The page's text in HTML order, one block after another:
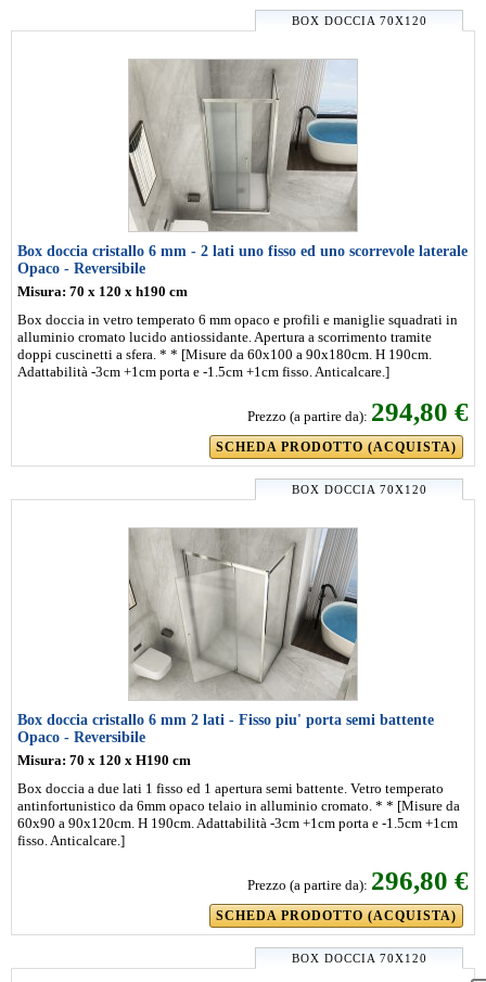
BOX DOCCIA 70X120
Box doccia cristallo 6 mm - 2 lati uno fisso ed uno scorrevole laterale
Opaco - Reversibile
Misura: 70 x 120 x h190 cm
Box doccia in vetro temperato 6 mm opaco e profili e maniglie squadrati in
alluminio cromato lucido antiossidante. Apertura a scorrimento tramite
doppi cuscinetti a sfera. * * [Misure da 60x100 a 90x180cm. H 190cm.
Adattabilità -3cm +1cm porta e -1.5cm +1cm fisso. Anticalcare.]
Prezzo (a partire da): 294,80 €
SCHEDA PRODOTTO (ACQUISTA)
BOX DOCCIA 70X120
Box doccia cristallo 6 mm 2 lati - Fisso piu' porta semi battente
Opaco - Reversibile
Misura: 70 x 120 x H190 cm
Box doccia a due lati 1 fisso ed 1 apertura semi battente. Vetro temperato
antinfortunistico da 6mm opaco telaio in alluminio cromato. * * [Misure da
60x90 a 90x120cm. H 190cm. Adattabilità -3cm +1cm porta e -1.5cm +1cm
fisso. Anticalcare.]
Prezzo (a partire da): 296,80 €
SCHEDA PRODOTTO (ACQUISTA)
BOX DOCCIA 70X120